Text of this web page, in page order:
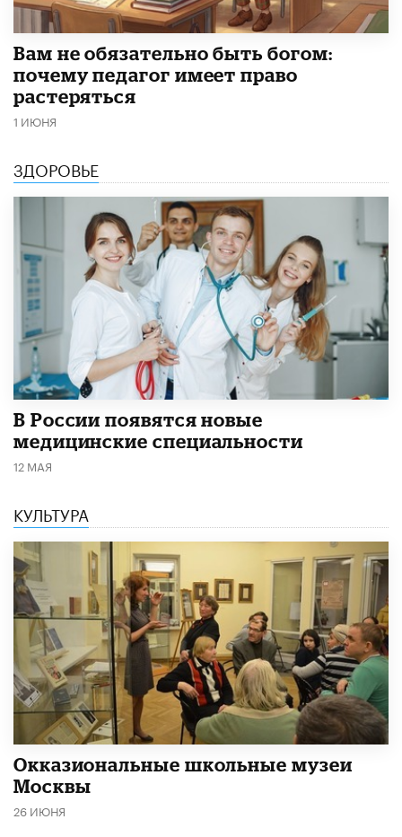
​Вам не обязательно быть богом:
почему педагог имеет право
растеряться
1 ИЮНЯ
ЗДОРОВЬЕ
В России появятся новые
медицинские специальности
12 МАЯ
КУЛЬТУРА
​Окказиональные школьные музеи
Москвы
26 ИЮНЯ